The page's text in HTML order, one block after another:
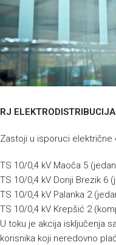
RJ ELEKTRODISTRIBUCIJA
Zastoji u isporuci električne
TS 10/0,4 kV Maoča 5
TS 10/0,4 kV Donji Brezik 6
TS 10/0,4 kV Palanka 2
TS 10/0,4 kV Krepšić 2
U toku je akcija isključenja
korisnika koji neredovno